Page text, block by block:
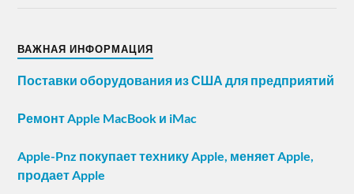
ВАЖНАЯ ИНФОРМАЦИЯ
Поставки оборудования из США для предприятий
Ремонт Apple MacBook и iMac
Apple-Pnz покупает технику Apple, меняет Apple,
продает Apple